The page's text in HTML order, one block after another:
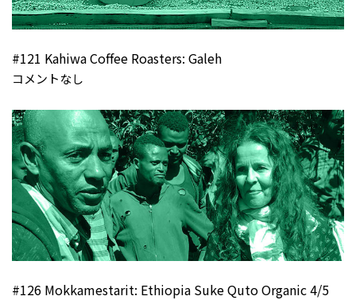
#121 Kahiwa Coffee Roasters: Galeh
コメントなし
#126 Mokkamestarit: Ethiopia Suke Quto Organic 4/5